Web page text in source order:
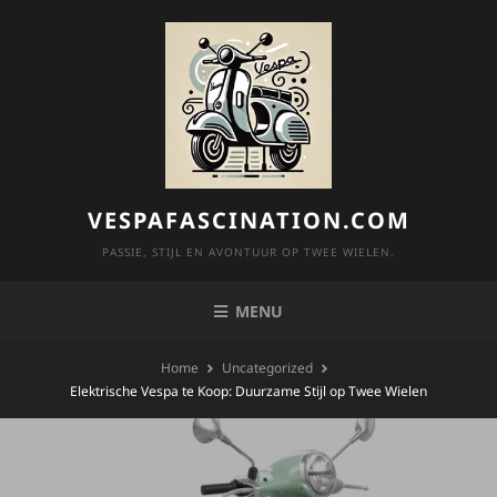
VESPAFASCINATION.COM
PASSIE, STIJL EN AVONTUUR OP TWEE WIELEN.
MENU
Home
Uncategorized
Elektrische Vespa te Koop: Duurzame Stijl op Twee Wielen